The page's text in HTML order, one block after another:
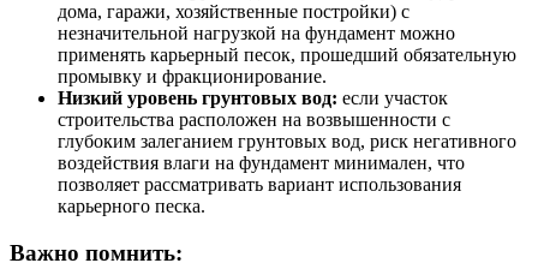
дома, гаражи, хозяйственные постройки) с
незначительной нагрузкой на фундамент можно
применять карьерный песок, прошедший обязательную
промывку и фракционирование.
Низкий уровень грунтовых вод: если участок
строительства расположен на возвышенности с
глубоким залеганием грунтовых вод, риск негативного
воздействия влаги на фундамент минимален, что
позволяет рассматривать вариант использования
карьерного песка.
Важно помнить: